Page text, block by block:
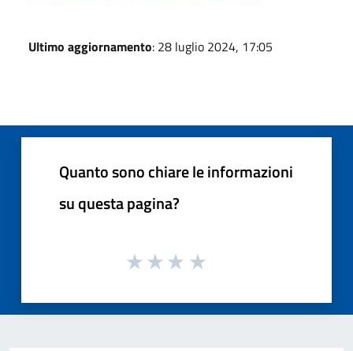
Ultimo aggiornamento: 28 luglio 2024, 17:05
Quanto sono chiare le informazioni
su questa pagina?